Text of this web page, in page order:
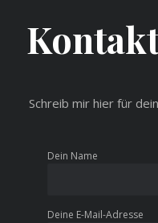
Schreib mir hier für
Dein Name
Deine E-Mail-Adresse